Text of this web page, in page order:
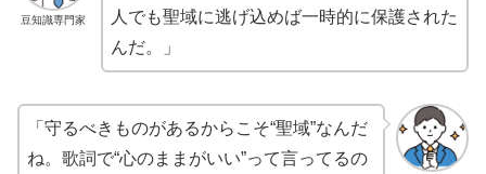
豆知識専門家
人でも聖域に逃げ込めば一時的に保護された
んだ。」
「守るべきものがあるからこそ“聖域”なんだ
ね。歌詞で“心のままがいい”って言ってるの